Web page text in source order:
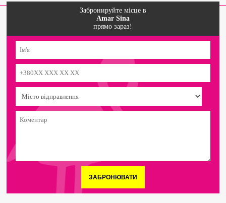
Забронируйте місце в
Amar Sina
прямо зараз!
ЗАБРОНЮВАТИ